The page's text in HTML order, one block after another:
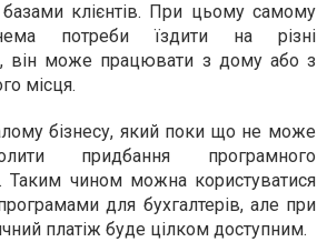
клієнтів. При цьому самому
потреби їздити на різні
він може працювати з дому або з
місця.
бізнесу, який поки що не може
придбання програмного
Таким чином можна користуватися
для бухгалтерів, але при
платіж буде цілком доступним.